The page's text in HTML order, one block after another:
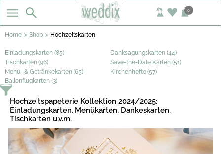
0
Home > Shop > Hochzeitskarten
Einladungskarten (85)
Danksagungskarten (44)
Tischkarten (96)
Save-the-Date Karten (51)
Menü- & Getränkekarten (65)
Kirchenhefte (57)
Ballonflugkarten (3)
Hochzeitspapeterie Kollektion 2024/2025:
Einladungskarten, Menükarten, Dankeskarten,
Tischkarten u.v.m.